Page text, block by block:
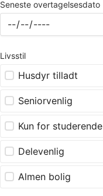
Seneste overtagelsesdato
Livsstil
Husdyr tilladt
Seniorvenlig
Kun for studerende
Delevenlig
Almen bolig